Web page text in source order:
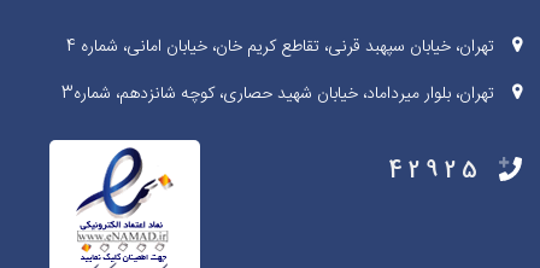
تهران، خیابان سپهبد قرنی، تقاطع کریم خان، خیابان امانی، شماره 4
تهران، بلوار میرداماد، خیابان شهید حصاری، کوچه شانزدهم، شماره3
42925